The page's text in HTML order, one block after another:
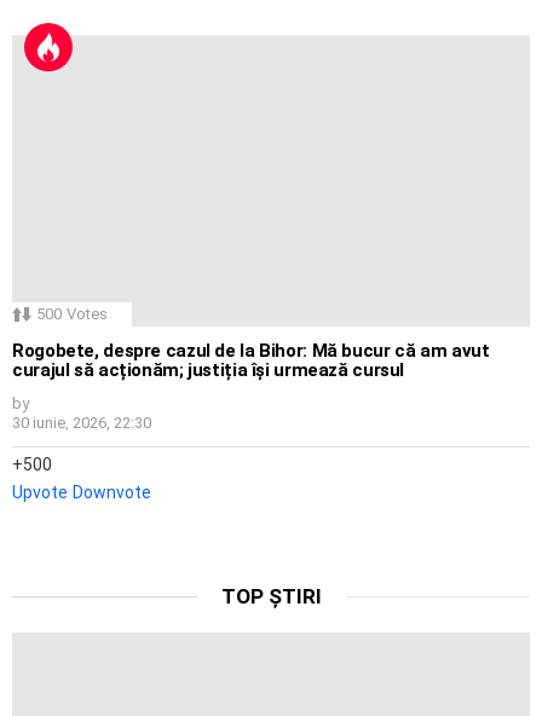
500 Votes
Rogobete, despre cazul de la Bihor: Mă bucur că am avut
curajul să acționăm; justiția își urmează cursul
by
30 iunie, 2026, 22:30
500
Upvote Downvote
TOP ȘTIRI